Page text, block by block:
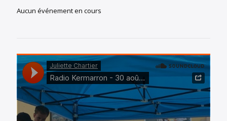
Aucun événement en cours